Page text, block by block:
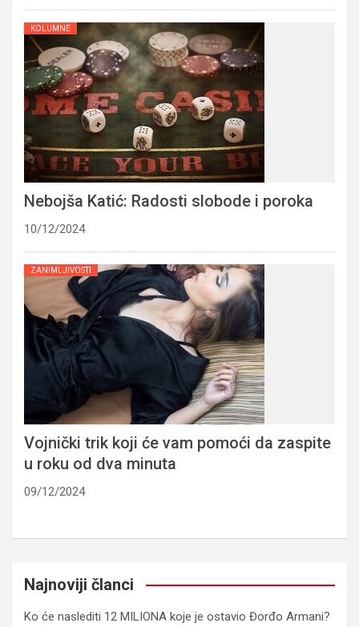
KOLUMNE
Nebojša Katić: Radosti slobode i poroka
10/12/2024
ZANIMLJIVOSTI
Vojnički trik koji će vam pomoći da zaspite
u roku od dva minuta
09/12/2024
Najnoviji članci
Ko će naslediti 12 MILIONA koje je ostavio Đorđo Armani?